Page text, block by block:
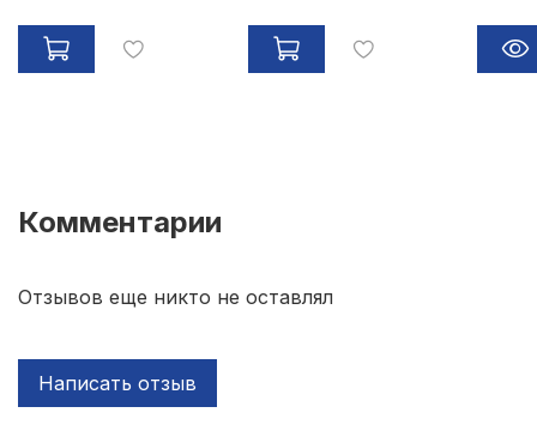
Комментарии
Отзывов еще никто не оставлял
Написать отзыв